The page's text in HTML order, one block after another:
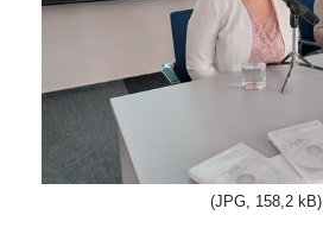
(JPG, 158,2 kB)